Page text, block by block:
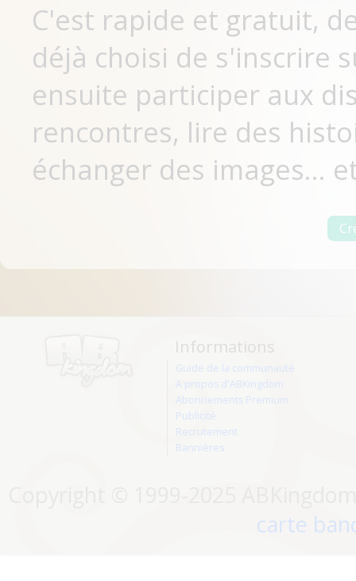
C'est rapide et gratuit,
déjà choisi de s'inscrire
ensuite participer aux
rencontres, lire des
échanger des images...
Informations
Guide de la communauté
A propos d'ABKingdom
Abonnements Premium
Publicité
Recrutement
Bannières
carte